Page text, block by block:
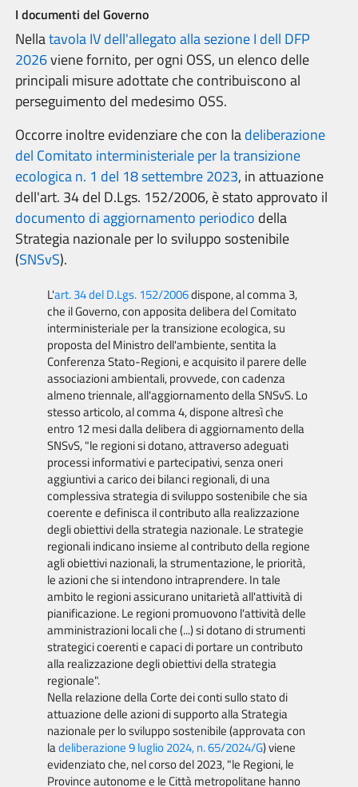
I documenti del Governo
Nellatavola IV dell'allegato alla sezione I dell DFP
2026viene fornito, per ogni OSS, un elenco delle
principali misure adottate che contribuiscono al
perseguimento del medesimo OSS.
Occorre inoltre evidenziare che con ladeliberazione
del Comitato interministeriale per la transizione
ecologica n. 1 del 18 settembre 2023, in attuazione
dell'art. 34 del D.Lgs. 152/2006, è stato approvato il
documento di aggiornamento periodico della
Strategia nazionale per lo sviluppo sostenibile
(SNSvS).
L'art. 34 del D.Lgs. 152/2006dispone, al comma 3,
che il Governo, con apposita delibera del Comitato
interministeriale per la transizione ecologica, su
proposta del Ministro dell'ambiente, sentita la
Conferenza Stato-Regioni, e acquisito il parere delle
associazioni ambientali, provvede, con cadenza
almeno triennale, all'aggiornamento della SNSvS. Lo
stesso articolo, al comma 4, dispone altresì che
entro 12 mesi dalla delibera di aggiornamento della
SNSvS, "le regioni si dotano, attraverso adeguati
processi informativi e partecipativi, senza oneri
aggiuntivi a carico dei bilanci regionali, di una
complessiva strategia di sviluppo sostenibile che sia
coerente e definisca il contributo alla realizzazione
degli obiettivi della strategia nazionale. Le strategie
regionali indicano insieme al contributo della regione
agli obiettivi nazionali, la strumentazione, le priorità,
le azioni che si intendono intraprendere. In tale
ambito le regioni assicurano unitarietà all'attività di
pianificazione. Le regioni promuovono l'attività delle
amministrazioni locali che (...) si dotano di strumenti
strategici coerenti e capaci di portare un contributo
alla realizzazione degli obiettivi della strategia
regionale".
Nella relazione della Corte dei conti sullo stato di
attuazione delle azioni di supporto alla Strategia
nazionale per lo sviluppo sostenibile (approvata con
ladeliberazione 9 luglio 2024, n. 65/2024/G) viene
evidenziato che, nel corso del 2023, "le Regioni, le
Province autonome e le Città metropolitane hanno